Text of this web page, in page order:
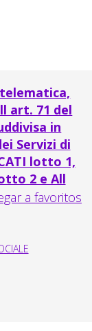
art. 71 del
in
Servizi di
lotto 1,
2 e All